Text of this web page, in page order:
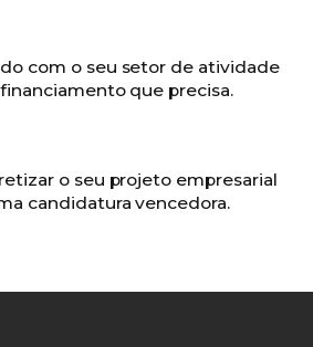
com o seu setor de atividade
que precisa.
o seu projeto empresarial
candidatura vencedora.